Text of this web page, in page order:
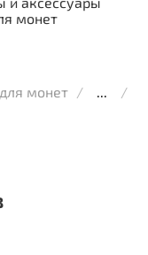
монет
монет
...